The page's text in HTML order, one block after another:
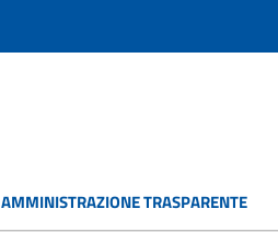
AMMINISTRAZIONE TRASPARENTE